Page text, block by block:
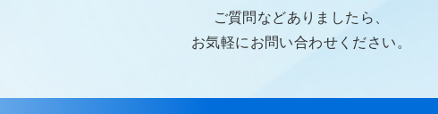
ご質問などありましたら、
お気軽にお問い合わせください。